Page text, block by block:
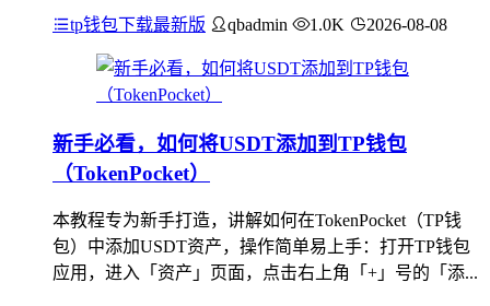
tp钱包下载最新版 qbadmin 1.0K 2026-08-08
新手必看，如何将USDT添加到TP钱包
（TokenPocket）
本教程专为新手打造，讲解如何在TokenPocket（TP钱
包）中添加USDT资产，操作简单易上手：打开TP钱包
应用，进入「资产」页面，点击右上角「+」号的「添...